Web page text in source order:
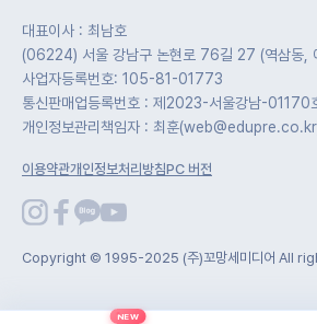
대표이사 : 최남호
(06224) 서울 강남구 논현로 76길 27 (역삼동,
사업자등록번호: 105-81-01773
통신판매업등록번호 : 제2023-서울강남-01170
개인정보관리책임자 : 최훈
이용약관개인정보처리방침PC 버전
Copyright © 1995-2025 (주)꼬망세미디어 All
NEW